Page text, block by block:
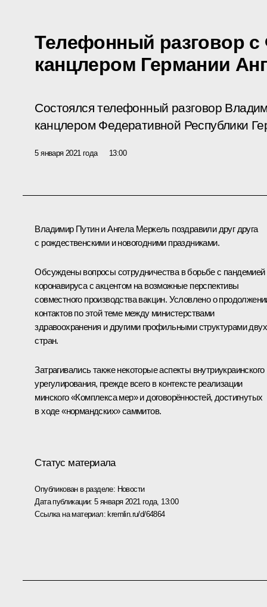
Телефонный разговор
канцлером Германии
Состоялся телефонный разговор
канцлером Федеративной Республики
5 января 2021 года 13:00
Владимир Путин и Ангела Меркель поздравили друг друга
с рождественскими и новогодними праздниками.
Обсуждены вопросы сотрудничества в борьбе с пандемией
коронавируса с акцентом на возможные перспективы
совместного производства вакцин. Условлено о
контактов по этой теме между министерствами
здравоохранения и другими профильными структурами двух
стран.
Затрагивались также некоторые аспекты внутриукраинского
урегулирования, прежде всего в контексте реализации
минского «Комплекса мер» и договорённостей, достигнутых
в ходе «нормандских» саммитов.
Статус материала
Опубликован в разделе: Новости
Дата публикации:5 января 2021 года, 13:00
Ссылка на материал: kremlin.ru/d/64864